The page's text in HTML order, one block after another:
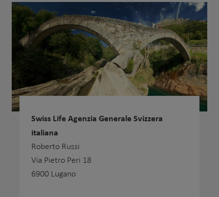
Swiss Life Agenzia Generale Svizzera
italiana
Roberto Russi
Via Pietro Peri 18
6900 Lugano